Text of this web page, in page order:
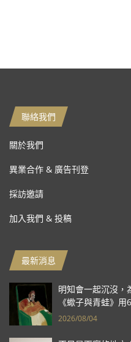
聯絡我們
關於我們
異業合作 & 廣告刊登
採訪邀請
加入我們 & 投稿
最新消息
明知會一起沉沒，
《蠍子與青蛙》
2026/08/04